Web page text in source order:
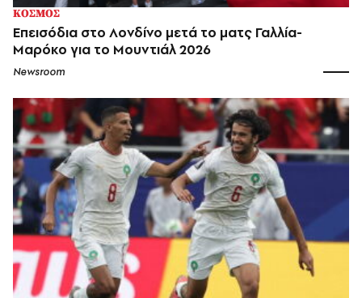
ΚΟΣΜΟΣ
Επεισόδια στο Λονδίνο μετά το ματς Γαλλία-
Μαρόκο για το Μουντιάλ 2026
Newsroom